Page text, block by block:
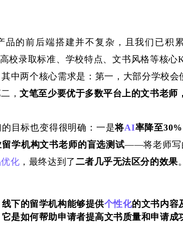
品的前后端搭建并不复杂，且我们已积
高校录取标准、学校特点、文书风格等核心
中两个核心需求是：第一，大部分学校会
二，文笔至少要优于多数平台上的文书老师
目标也变得很明确：一是将AI率降至3
留学机构文书老师的盲选测试——将老师写
化 ，最终达到了二者几乎无法区分的效果。
线下的留学机构能够提供个性化的文书内容
是如何帮助申请者提高文书质量和申请成